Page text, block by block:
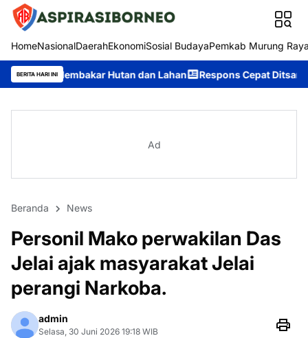
HomeNasionalDaerahEkonomiSosial BudayaPemkab Murung
BERITA HARI INI
Hutan dan Lahan Respons Cepat Ditsamapta Polda Kalteng
Ad
Beranda News
Personil Mako perwakilan Das
Jelai ajak masyarakat Jelai
perangi Narkoba.
admin
Selasa, 30 Juni 2026 19:18 WIB